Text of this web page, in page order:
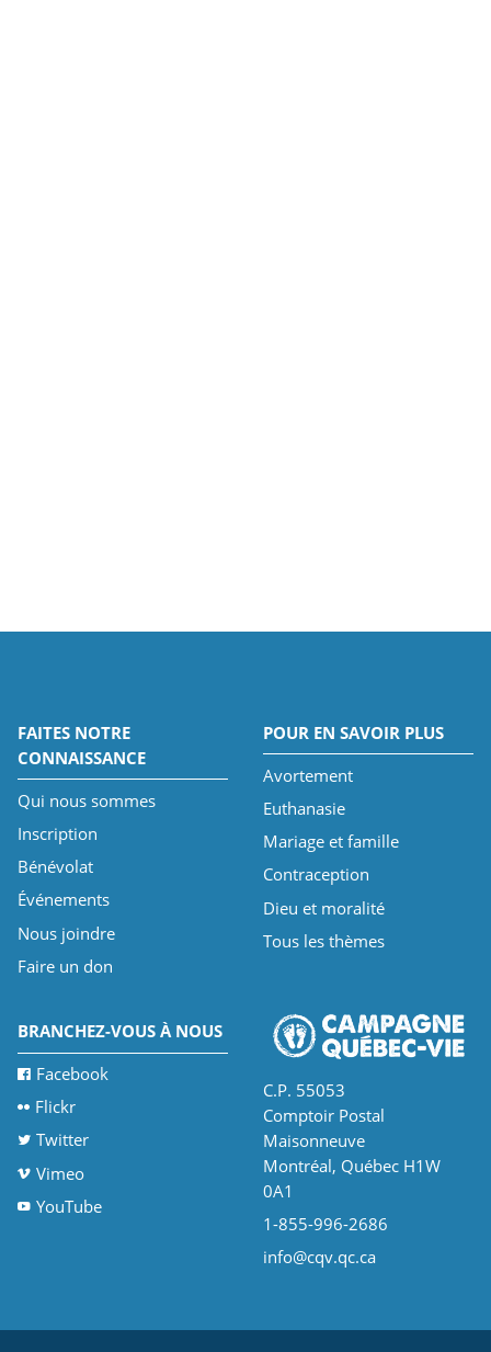
FAITES NOTRE
CONNAISSANCE
Qui nous sommes
Inscription
Bénévolat
Événements
Nous joindre
Faire un don
POUR EN SAVOIR PLUS
Avortement
Euthanasie
Mariage et famille
Contraception
Dieu et moralité
Tous les thèmes
BRANCHEZ-VOUS À NOUS
Facebook
Flickr
Twitter
Vimeo
YouTube
C.P. 55053
Comptoir Postal
Maisonneuve
Montréal, Québec H1W
0A1
1-855-996-2686
info@cqv.qc.ca